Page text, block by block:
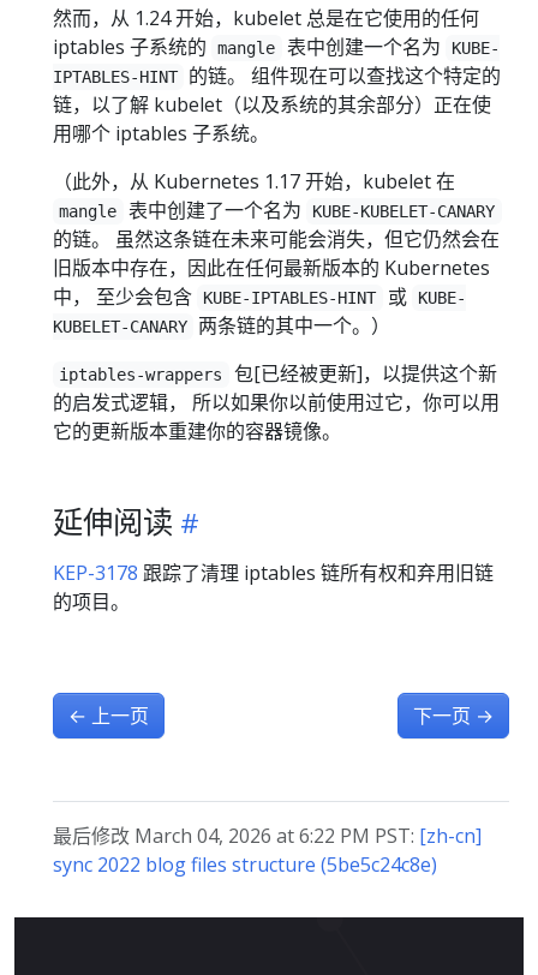
然而，从 1.24 开始，kubelet 总是在它使用的任何
iptables 子系统的
mangle 表中创建一个名为
KUBE-
IPTABLES-HINT
的链。 组件现在可以查找这个特定的
链，以了解 kubelet（以及系统的其余部分）正在使
用哪个 iptables 子系统。
（此外，从 Kubernetes 1.17 开始，kubelet 在
mangle 表中创建了一个名为 KUBE-KUBELET-CANARY
的链。 虽然这条链在未来可能会消失，但它仍然会在
旧版本中存在，因此在任何最新版本的 Kubernetes
中， 至少会包含
KUBE-IPTABLES-HINT 或
KUBE-
KUBELET-CANARY
两条链的其中一个。）
iptables-wrappers
包[已经被更新]，以提供这个新
的启发式逻辑， 所以如果你以前使用过它，你可以用
它的更新版本重建你的容器镜像。
延伸阅读
KEP-3178 跟踪了清理 iptables 链所有权和弃用旧链
的项目。
← 上一页 下一页 →
最后修改 March 04, 2026 at 6:22 PM PST: [zh-cn]
sync 2022 blog files structure (5be5c24c8e)